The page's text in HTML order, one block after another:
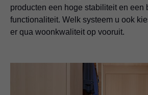
producten een hoge stabiliteit en een
functionaliteit. Welk systeem u ook
er qua woonkwaliteit op vooruit.